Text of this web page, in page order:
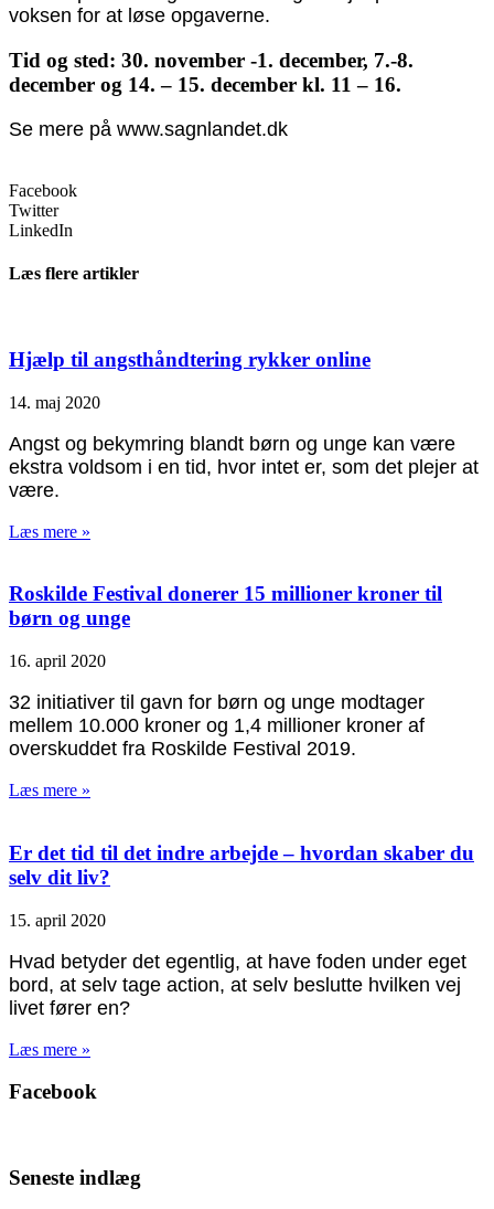
voksen for at løse opgaverne.
Tid og sted: 30. november -1. december, 7.-8.
december og 14. – 15. december kl. 11 – 16.
Se mere på www.sagnlandet.dk
Facebook
Twitter
LinkedIn
Læs flere artikler
Hjælp til angsthåndtering rykker online
14. maj 2020
Angst og bekymring blandt børn og unge kan være
ekstra voldsom i en tid, hvor intet er, som det plejer at
være.
Læs mere »
Roskilde Festival donerer 15 millioner kroner til
børn og unge
16. april 2020
32 initiativer til gavn for børn og unge modtager
mellem 10.000 kroner og 1,4 millioner kroner af
overskuddet fra Roskilde Festival 2019.
Læs mere »
Er det tid til det indre arbejde – hvordan skaber du
selv dit liv?
15. april 2020
Hvad betyder det egentlig, at have foden under eget
bord, at selv tage action, at selv beslutte hvilken vej
livet fører en?
Læs mere »
Facebook
Seneste indlæg